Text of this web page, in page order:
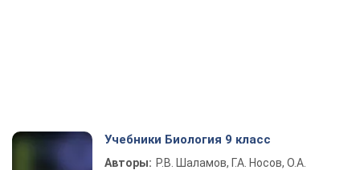
Учебники Биология 9 класс
Авторы: Р.В. Шаламов, Г.А. Носов, О.А.